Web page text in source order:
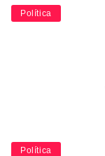
Política
Política